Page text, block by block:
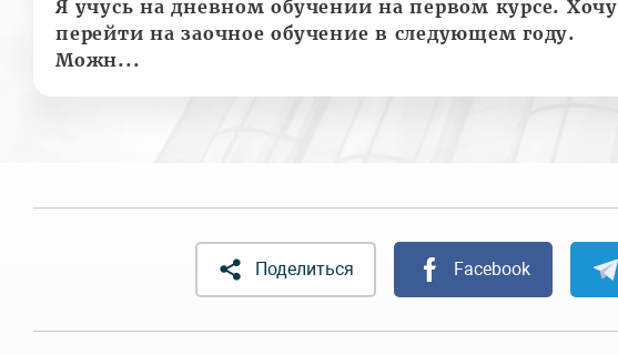
Я учусь на дневном обучении на первом курсе. Хочу
перейти на заочное обучение в следующем году.
Можн...
Поделиться Facebook